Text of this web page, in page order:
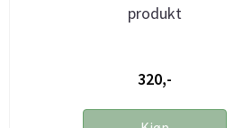
produkt
320,-